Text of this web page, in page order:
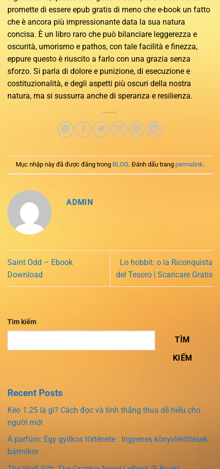
promette di essere epub gratis di meno che e-book un fatto
che è ancora più impressionante data la sua natura
concisa. È un libro raro che può bilanciare leggerezza e
oscurità, umorismo e pathos, con tale facilità e finezza,
eppure questo è riuscito a farlo con una grazia senza
sforzo. Si parla di dolore e punizione, di esecuzione e
costituzionalità, e degli aspetti più oscuri della nostra
natura, ma si sussurra anche di speranza e resilienza.
Mục nhập này đã được đăng trong BLOG. Đánh dấu trang permalink.
ADMIN
Saint Odd – Ebook
Download
Lo hobbit: o la Riconquista
del Tesoro | Scaricare Gratis
Tìm kiếm
TÌM
KIẾM
Recent Posts
Kèo 1.25 là gì? Cách đọc và tính thắng thua dễ hiểu cho
người mới
A parfüm: Egy gyilkos története : Ingyenes könyvletöltések
bármikor